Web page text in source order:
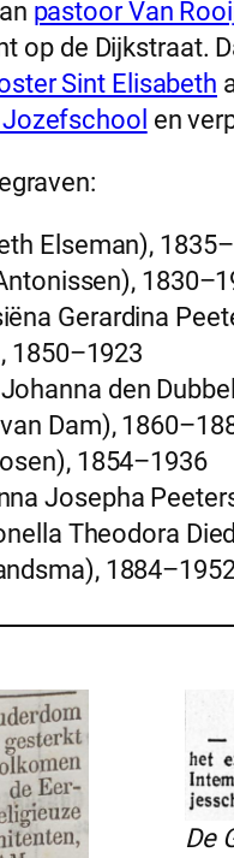
pastoor Van
op de Dijkstraat.
Sint Elisabeth
en
Elseman),
Gerardina
1850–1923
den
Dam),
1854–1936
Josepha
Theodora
De